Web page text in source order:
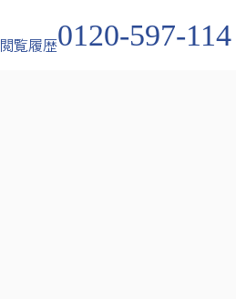
閲覧履歴0120-597-114